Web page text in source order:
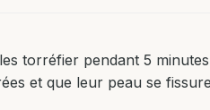
torréfier pendant 5 minutes
et que leur peau se